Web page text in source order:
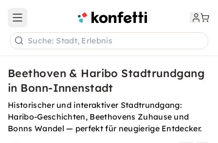
Open main menu
Suche: Stadt, Erlebnis
Beethoven & Haribo Stadtrundgang
in Bonn-Innenstadt
Historischer und interaktiver Stadtrundgang:
Haribo-Geschichten, Beethovens Zuhause und
Bonns Wandel — perfekt für neugierige Entdecker.